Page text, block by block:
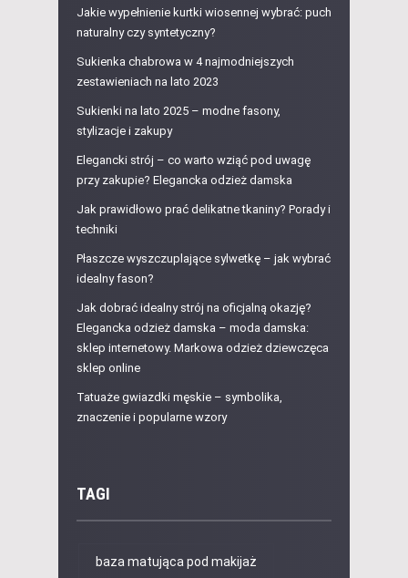
Jakie wypełnienie kurtki wiosennej wybrać: puch
naturalny czy syntetyczny?
Sukienka chabrowa w 4 najmodniejszych
zestawieniach na lato 2023
Sukienki na lato 2025 – modne fasony,
stylizacje i zakupy
Elegancki strój – co warto wziąć pod uwagę
przy zakupie? Elegancka odzież damska
Jak prawidłowo prać delikatne tkaniny? Porady i
techniki
Płaszcze wyszczuplające sylwetkę – jak wybrać
idealny fason?
Jak dobrać idealny strój na oficjalną okazję?
Elegancka odzież damska – moda damska:
sklep internetowy. Markowa odzież dziewczęca
sklep online
Tatuaże gwiazdki męskie – symbolika,
znaczenie i popularne wzory
TAGI
baza matująca pod makijaż